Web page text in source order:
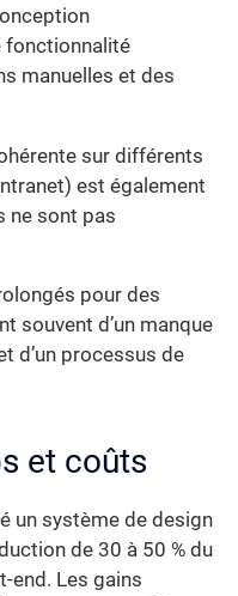
fonctionnalité
manuelles et des
sur différents
est également
ne sont pas
pour des
souvent d’un manque
d’un processus de
et coûts
un système de design
de 30 à 50 % du
end. Les gains